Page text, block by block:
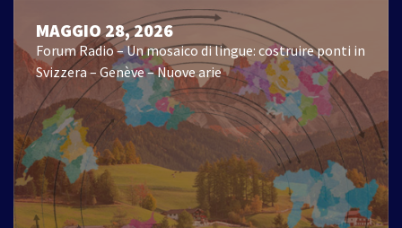
MAGGIO 28, 2026
Forum Radio – Un mosaico di lingue: costruire ponti in
Svizzera – Genève – Nuove arie